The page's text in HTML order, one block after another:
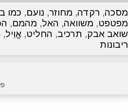
מסכה, רקדה, מחוזר, נועם, כמו
מפטפט, משוואה, האל, מהמם,
שואב אבק, תרכיב, החליט, אֱוִיל,
ריבונות